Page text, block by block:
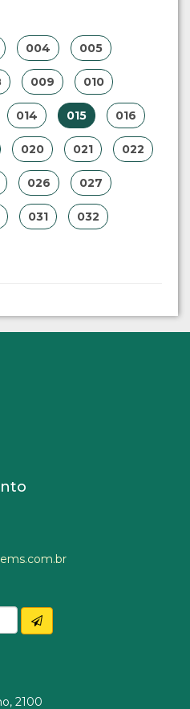
004 005
009 010
014 015 016
020 021 022
026 027
031 032
2100